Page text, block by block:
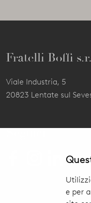
e per
Fratelli Boffi
Viale Industria, 5
20823 Lentate sul
Seguici